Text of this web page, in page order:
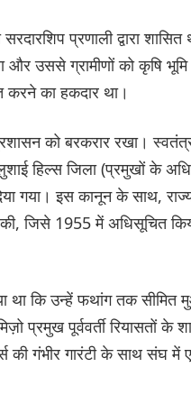
प्रणाली द्वारा
और उससे ग्रामीणों को कृषि
करने का हकदार था।
को बरकरार रखा।
हिल्स जिला (प्रमुखों के
गया। इस कानून के साथ,
जिसे 1955 में अधिसूचित
था कि उन्हें फथांग तक सीमित
प्रमुख पूर्ववर्ती रियासतों
गंभीर गारंटी के साथ संघ में